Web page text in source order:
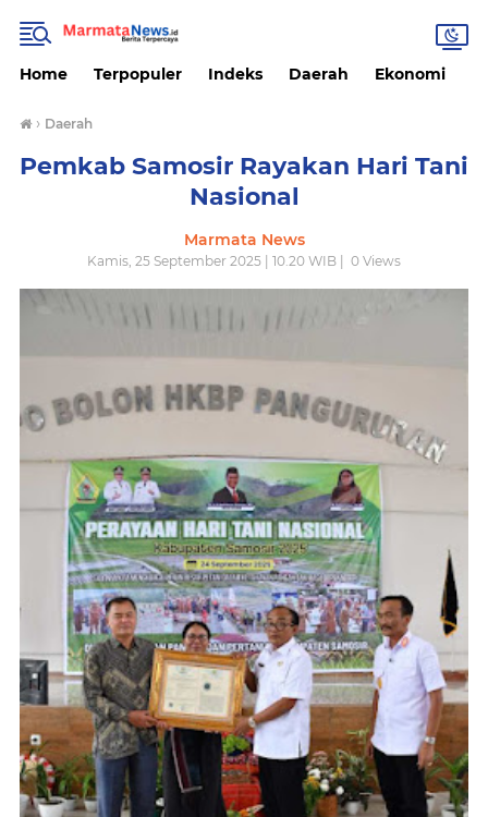
Home Terpopuler Indeks Daerah Ekonomi
› Daerah
Pemkab Samosir Rayakan Hari Tani
Nasional
Marmata News
Kamis, 25 September 2025 | 10.20 WIB | 0 Views